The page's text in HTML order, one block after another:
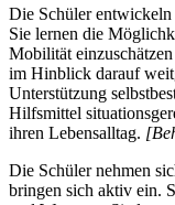
Die Schüler entwickeln
Sie lernen die
Mobilität
im Hinblick darauf
Unterstützung
Hilfsmittel
ihren Lebensalltag.
Die Schüler nehmen
bringen sich aktiv ein.